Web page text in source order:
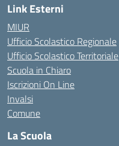
Link Esterni
MIUR
Ufficio Scolastico Regionale
Ufficio Scolastico Territoriale
Scuola in Chiaro
Iscrizioni On Line
Invalsi
Comune
La Scuola